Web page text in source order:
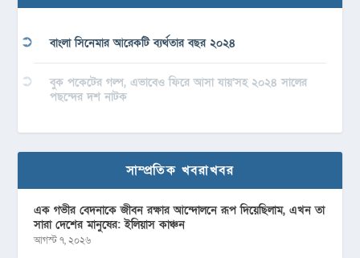
বাংলা সিনেমার আরেকটি ব্যর্থতার বছর ২০২৪
বুক পকেটের গল্প, এভাবেও ফিরে আসা যায়’সহ ২০২৪ সালের
পছন্দের দশ নাটক
সাম্প্রতিক খবরাখবর
এক গভীর বেদনাকে জীবন রক্ষার আন্দোলনে রূপ দিয়েছিলাম, এখন তা
সারা দেশের মানুষের: ইলিয়াস কাঞ্চন
আগস্ট ৭, ২০২৬